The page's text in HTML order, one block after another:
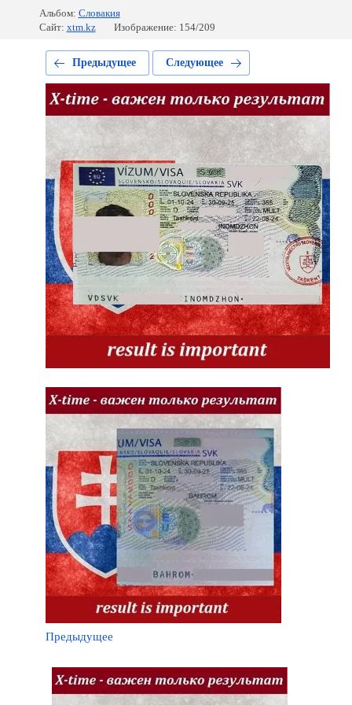
Альбом: Словакия
Сайт: xtm.kz Изображение: 154/209
Предыдущее Следующее
Предыдущее